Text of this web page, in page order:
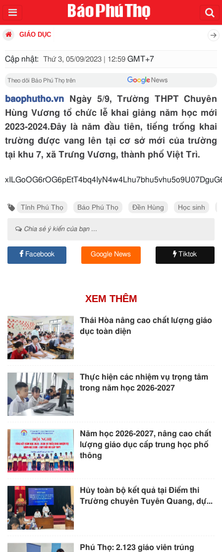
GIÁO DỤC
Cập nhật: Thứ 3, 05/09/2023 | 12:59 GMT+7
Theo dõi Báo Phú Thọ trên
baophutho.vn Ngày 5/9, Trường THPT Chuyên
Hùng Vương tổ chức lễ khai giảng năm học mới
2023-2024.Đây là năm đầu tiên, tiếng trống khai
trường được vang lên tại cơ sở mới của trường
tại khu 7, xã Trưng Vương, thành phố Việt Trì.
Tỉnh Phú Thọ Báo Phú Thọ Đền Hùng Học sinh
Chia sẻ ý kiến của bạn ...
Facebook Google News Tiktok
XEM THÊM
Thái Hòa nâng cao chất lượng giáo
dục toàn diện
Thực hiện các nhiệm vụ trọng tâm
trong năm học 2026-2027
Năm học 2026-2027, nâng cao chất
lượng giáo dục cấp trung học phổ
thông
Hủy toàn bộ kết quả tại Điểm thi
Trường chuyên Tuyên Quang, dự...
Phú Thọ: 2.123 giáo viên trúng